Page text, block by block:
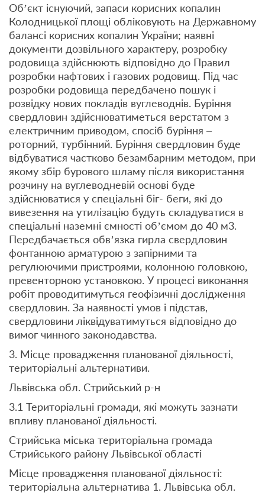
Об’єкт існуючий, запаси корисних копалин
Колодницької площі обліковують на Державному
балансі корисних копалин України; наявні
документи дозвільного характеру, розробку
родовища здійснюють відповідно до Правил
розробки нафтових і газових родовищ. Під час
розробки родовища передбачено пошук і
розвідку нових покладів вуглеводнів. Буріння
свердловин здійснюватиметься верстатом з
електричним приводом, спосіб буріння –
роторний, турбінний. Буріння свердловин буде
відбуватися частково безамбарним методом, при
якому збір бурового шламу після використання
розчину на вуглеводневій основі буде
здійснюватися у спеціальні біг- беги, які до
вивезення на утилізацію будуть складуватися в
спеціальні наземні ємності об’ємом до 40 м3.
Передбачається обв’язка гирла свердловин
фонтанною арматурою з запірними та
регулюючими пристроями, колонною головкою,
превенторною установкою. У процесі виконання
робіт проводитимуться геофізичні дослідження
свердловин. За наявності умов і підстав,
свердловини ліквідуватимуться відповідно до
вимог чинного законодавства.
3. Місце провадження планованої діяльності,
територіальні альтернативи.
Львівська обл. Стрийський р-н
3.1 Територіальні громади, які можуть зазнати
впливу планованої діяльності.
Стрийська міська територіальна громада
Стрийського району Львівської області
Місце провадження планованої діяльності:
територіальна альтернатива 1. Львівська обл.